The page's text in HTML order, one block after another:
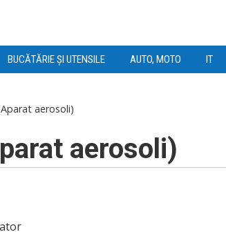
BUCĂTĂRIE ȘI UTENSILE AUTO, MOTO IT
aerosoli)
aerosoli)